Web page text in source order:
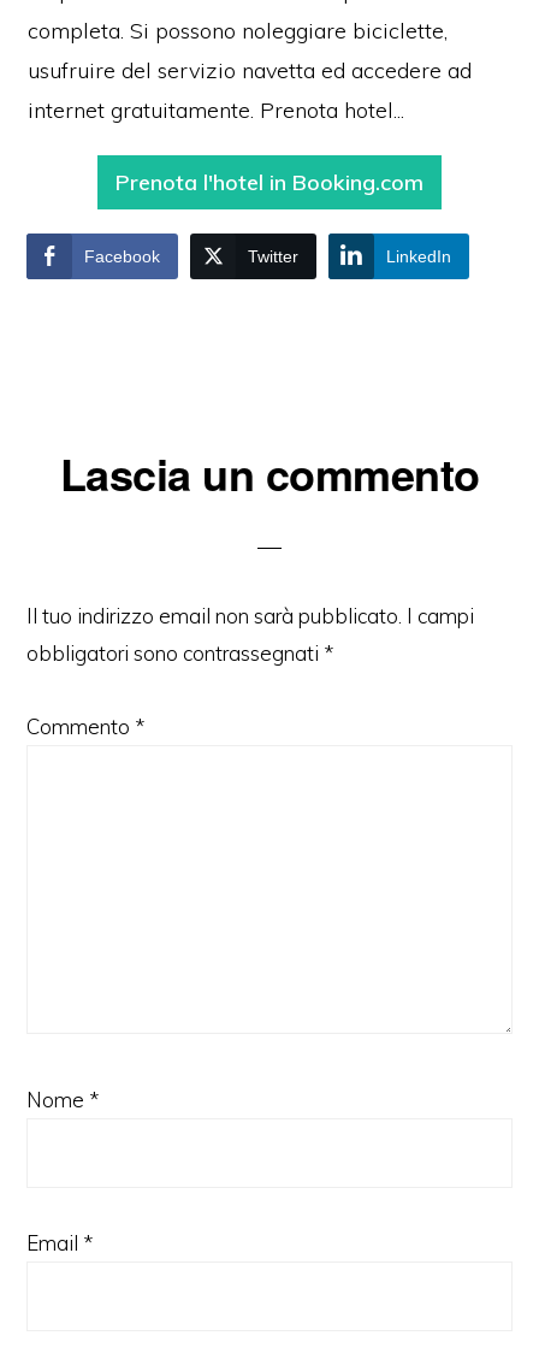
completa. Si possono noleggiare biciclette,
usufruire del servizio navetta ed accedere ad
internet gratuitamente. Prenota hotel...
Prenota l'hotel in Booking.com
Facebook Twitter LinkedIn
Interazioni
Lascia un commento
Il tuo indirizzo email non sarà pubblicato. I campi
obbligatori sono contrassegnati *
Commento *
Nome *
Email *